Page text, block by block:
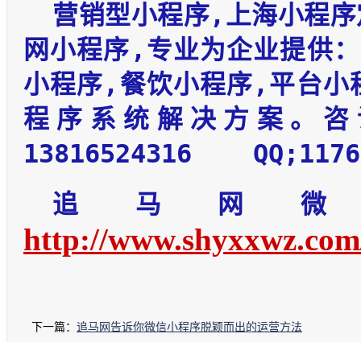
营销型小程序,上海小程
网小程序,专业为企业提供
小程序,餐饮小程序,平台小
程序系统解决方案。
13816524316
追马网
http://
下一篇： 追马网告诉你微信小程序脱颖而出的运营方法